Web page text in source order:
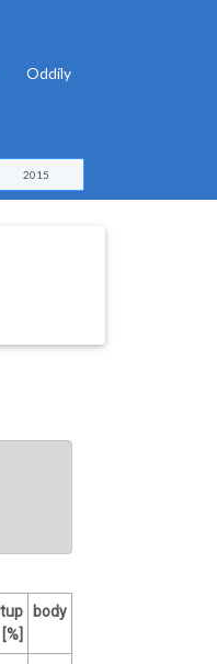
Oddíly
2015
[%]
body